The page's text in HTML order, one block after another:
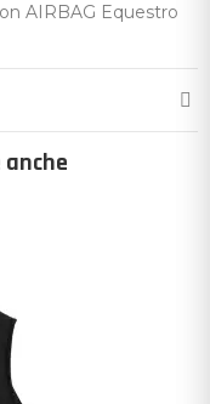
AIRBAG Equestro